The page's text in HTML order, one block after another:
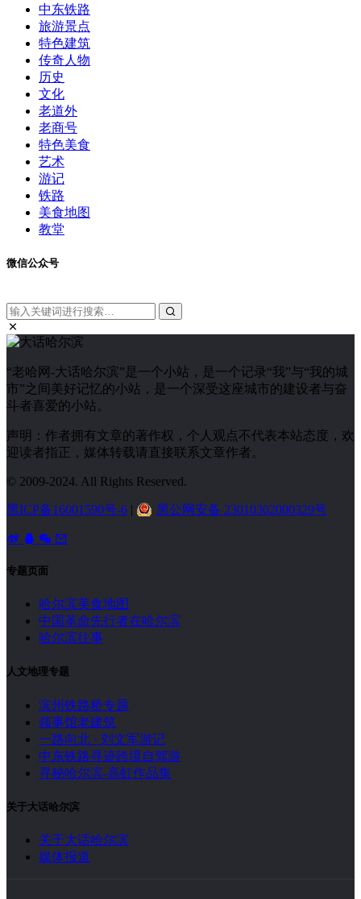
中东铁路
旅游景点
特色建筑
传奇人物
历史
文化
老道外
老商号
特色美食
艺术
游记
铁路
美食地图
教堂
微信公众号
“老哈网-大话哈尔滨”是一个小站，是一个记录“我”与“我的城
市”之间美好记忆的小站，是一个深受这座城市的建设者与奋
斗者喜爱的小站。
声明：作者拥有文章的著作权，个人观点不代表本站态度，欢
迎读者指正，媒体转载请直接联系文章作者。
© 2009-2024. All Rights Reserved.
黑ICP备16001590号-6 | 黑公网安备 23010302000329号
专题页面
哈尔滨美食地图
中国革命先行者在哈尔滨
哈尔滨往事
人文地理专题
滨州铁路桥专题
领事馆老建筑
一路向北 · 刘文军游记
中东铁路寻迹跨境自驾游
寻秘哈尔滨-高虹作品集
关于大话哈尔滨
关于大话哈尔滨
媒体报道